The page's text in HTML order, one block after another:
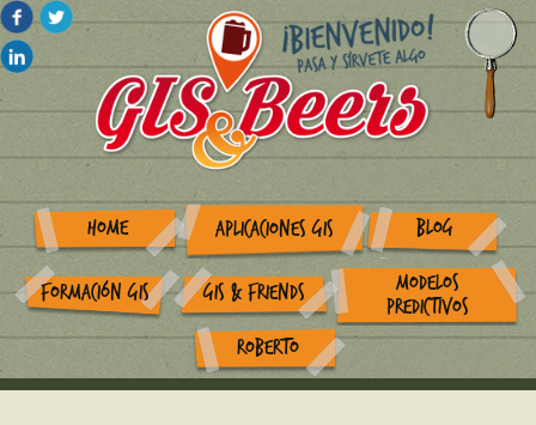
HOME APLICACIONES GIS BLOG
FORMACIÓN GIS GIS & FRIENDS
MODELOS
PREDICTIVOS
ROBERTO